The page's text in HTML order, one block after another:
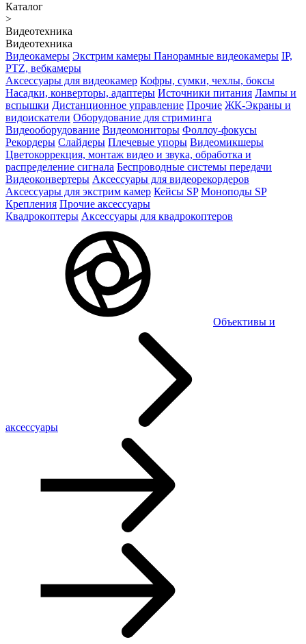
Каталог
>
Видеотехника
Видеотехника
Видеокамеры Экстрим камеры Панорамные видеокамеры IP,
PTZ, вебкамеры
Аксессуары для видеокамер Кофры, сумки, чехлы, боксы
Насадки, конверторы, адаптеры Источники питания Лампы и
вспышки Дистанционное управление Прочие ЖК-Экраны и
видоискатели Оборудование для стриминга
Видеооборудование Видеомониторы Фоллоу-фокусы
Рекордеры Слайдеры Плечевые упоры Видеомикшеры
Цветокоррекция, монтаж видео и звука, обработка и
распределение сигнала Беспроводные системы передачи
Видеоконвертеры Аксессуары для видеорекордеров
Аксессуары для экстрим камер Кейсы SP Моноподы SP
Крепления Прочие аксессуары
Квадрокоптеры Аксессуары для квадрокоптеров
Объективы и
аксессуары